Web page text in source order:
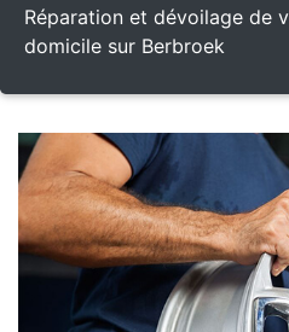
Réparation et dévoilage de
domicile sur Berbroek